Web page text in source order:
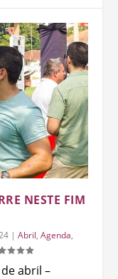
NESTE FIM
|Abril,Agenda,
abril –